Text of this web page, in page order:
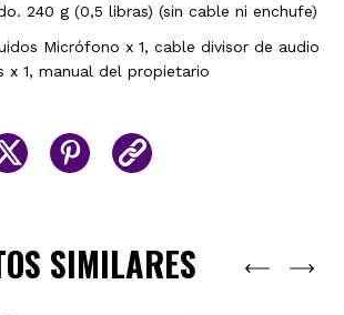
240 g (0,5 libras) (sin cable ni enchufe)
Micrófono x 1, cable divisor de audio
x 1, manual del propietario
SIMILARES